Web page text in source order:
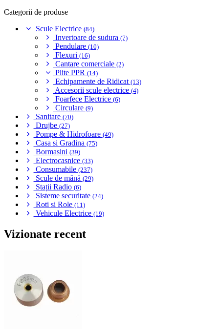
Categorii de produse
Scule Electrice (84)
Invertoare de sudura (7)
Pendulare (10)
Flexuri (16)
Cantare comerciale (2)
Plite PPR (14)
Echipamente de Ridicat (13)
Accesorii scule electrice (4)
Foarfece Electrice (6)
Circulare (9)
Sanitare (70)
Drujbe (27)
Pompe & Hidrofoare (49)
Casa si Gradina (75)
Bormasini (39)
Electrocasnice (33)
Consumabile (237)
Scule de mână (29)
Stații Radio (6)
Sisteme securitate (24)
Roti si Role (11)
Vehicule Electrice (19)
Vizionate recent